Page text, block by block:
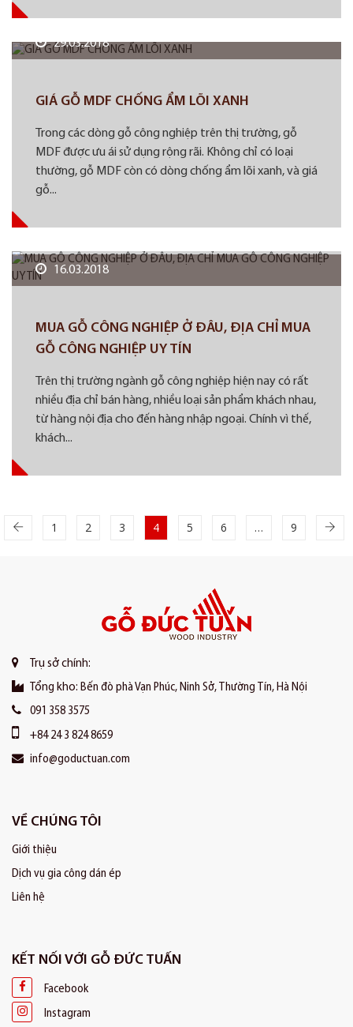
29.03.2018
GIÁ GỖ MDF CHỐNG ẨM LÕI XANH
Trong các dòng gỗ công nghiệp trên thị trường, gỗ
MDF được ưu ái sử dụng rộng rãi. Không chỉ có loại
thường, gỗ MDF còn có dòng chống ẩm lõi xanh, và giá
gỗ...
16.03.2018
MUA GỖ CÔNG NGHIỆP Ở ĐÂU, ĐỊA CHỈ MUA
GỖ CÔNG NGHIỆP UY TÍN
Trên thị trường ngành gỗ công nghiệp hiện nay có rất
nhiều địa chỉ bán hàng, nhiều loại sản phẩm khách nhau,
từ hàng nội địa cho đến hàng nhập ngoại. Chính vì thế,
khách...
1 2 3 4 5 6 … 9
Trụ sở chính:
Tổng kho: Bến đò phà Vạn Phúc, Ninh Sở, Thường Tín, Hà Nội
091 358 3575
+84 24 3 824 8659
info@goductuan.com
VỀ CHÚNG TÔI
Giới thiệu
Dịch vụ gia công dán ép
Liên hệ
KẾT NỐI VỚI GỖ ĐỨC TUẤN
Facebook
Instagram